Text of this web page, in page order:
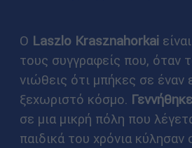
Ο Laszlo Krasznahorkai
τους συγγραφείς που, όταν
νιώθεις ότι μπήκες σε έναν
ξεχωριστό κόσμο.
σε μια μικρή πόλη που
παιδικά του χρόνια κύλησαν